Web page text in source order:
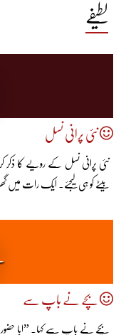
لطیفے
نئی پرانی نسل
نئی پرانی نسل کے رویے کا
بیٹے کو ہی لیجئے۔ ایک رات میں
بچے نے باپ سے
بچے نے باپ سے کہا۔ ”ابا